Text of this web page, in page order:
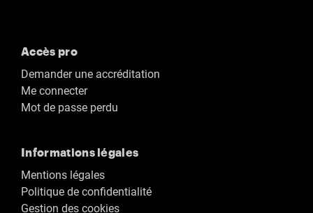
Accès pro
Demander une accréditation
Me connecter
Mot de passe perdu
Informations légales
Mentions légales
Politique de confidentialité
Gestion des cookies